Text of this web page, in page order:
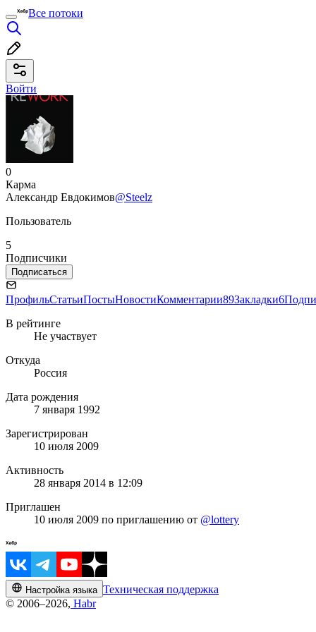
Все потоки
Войти
0
Карма
Александр Евдокимов@Steelz
Пользователь
5
Подписчики
Подписаться
ПрофильСтатьиПостыНовостиКомментарии89Закладки6
В рейтинге
Не участвует
Откуда
Россия
Дата рождения
7 января 1992
Зарегистрирован
10 июля 2009
Активность
28 января 2014 в 12:09
Приглашен
10 июля 2009 по приглашению от @lottery
Настройка языка Техническая поддержка
© 2006–2026, Habr